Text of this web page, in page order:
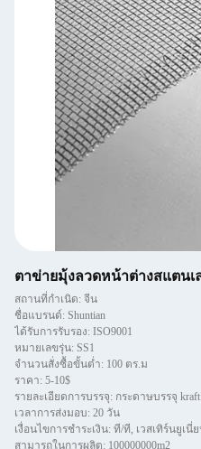
ตาข่ายมุ้งลวดหน้าต่างสแตน
สถานที่กำเนิด: จีน
ชื่อแบรนด์: Shuntian
ได้รับการรับรอง: ISO9001
หมายเลขรุ่น: SS1
จำนวนสั่งซื้อขั้นต่ำ: 100 ตร.ม
ราคา: 5-10$
รายละเอียดการบรรจุ: กระดาษบรรจุ kraft
เวลาการส่งมอบ: 20 วัน
เงื่อนไขการชำระเงิน: ที/ที, เวสเทิร์นยูเนี่
สามารถในการผลิต: 100000000m2